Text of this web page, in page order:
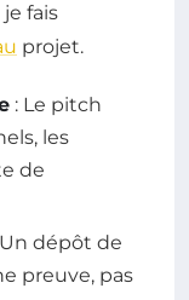
fais
projet.
: Le pitch
les
de
dépôt de
preuve, pas